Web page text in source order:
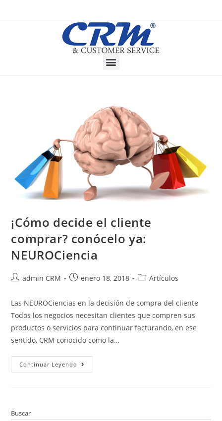
¡Cómo decide el cliente
comprar? conócelo ya:
NEUROCiencia
admin CRM enero 18, 2018 Artículos
Las NEUROCiencias en la decisión de compra del cliente
Todos los negocios necesitan clientes que compren sus
productos o servicios para continuar facturando, en ese
sentido, CRM conocido como la…
Continuar Leyendo
Buscar